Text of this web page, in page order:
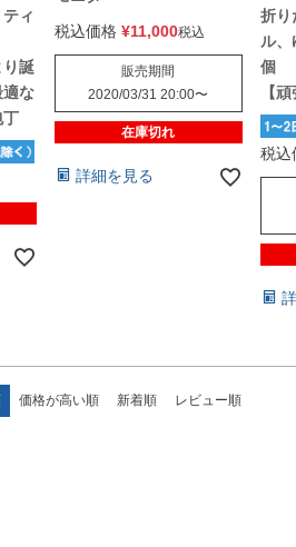
ィ
り誕
適な
丁
税込価格 ¥11,000税込
販売期間
2020/03/31 20:00〜
在庫切れ
詳細を見る
折り
ル、
個
【
税込
価格が高い順 新着順 レビュー順